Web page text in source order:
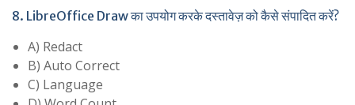
8. LibreOffice Draw का उपयोग करके दस्तावेज़ को कैसे संपादित करें?
A) Redact
B) Auto Correct
C) Language